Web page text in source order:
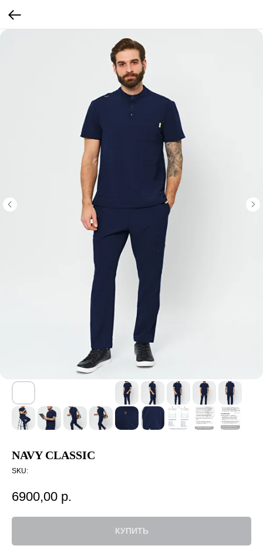
NAVY CLASSIC
SKU:
6900,00 р.
КУПИТЬ